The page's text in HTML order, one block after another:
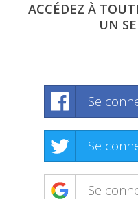
ACCÉDEZ À
UN
Se
Se
Se